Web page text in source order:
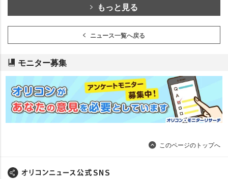
もっと見る
ニュース一覧へ戻る
モニター募集
このページのトップへ